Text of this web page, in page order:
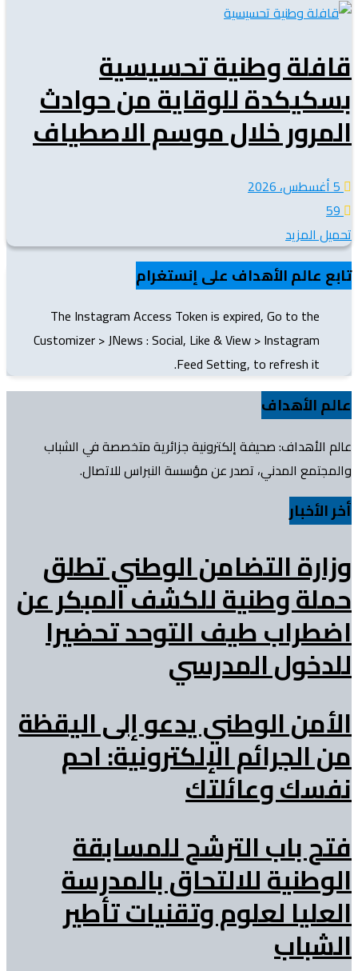
قافلة وطنية تحسيسية
بسكيكدة للوقاية من حوادث
المرور خلال موسم الاصطياف
5 أغسطس، 2026
59
تحميل المزيد
تابع عالم الأهداف على إنستغرام
The Instagram Access Token is expired, Go to the
Customizer > JNews : Social, Like & View > Instagram
Feed Setting, to refresh it.
عالم الأهداف
عالم الأهداف: صحيفة إلكترونية جزائرية متخصصة في الشباب
والمجتمع المدني، تصدر عن مؤسسة النبراس للاتصال.
أخر الأخبار
وزارة التضامن الوطني تطلق
حملة وطنية للكشف المبكر عن
اضطراب طيف التوحد تحضيرا
للدخول المدرسي
الأمن الوطني يدعو إلى اليقظة
من الجرائم الإلكترونية: احم
نفسك وعائلتك
فتح باب الترشح للمسابقة
الوطنية للالتحاق بالمدرسة
العليا لعلوم وتقنيات تأطير
الشباب